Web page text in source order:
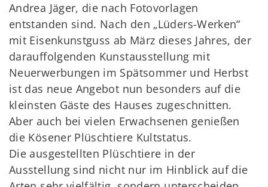
Andrea Jäger, die nach Fotovorlagen
entstanden sind. Nach den „Lüders-Werken“
mit Eisenkunstguss ab März dieses Jahres, der
darauffolgenden Kunstausstellung mit
Neuerwerbungen im Spätsommer und Herbst
ist das neue Angebot nun besonders auf die
kleinsten Gäste des Hauses zugeschnitten.
Aber auch bei vielen Erwachsenen genießen
die Kösener Plüschtiere Kultstatus.
Die ausgestellten Plüschtiere in der
Ausstellung sind nicht nur im Hinblick auf die